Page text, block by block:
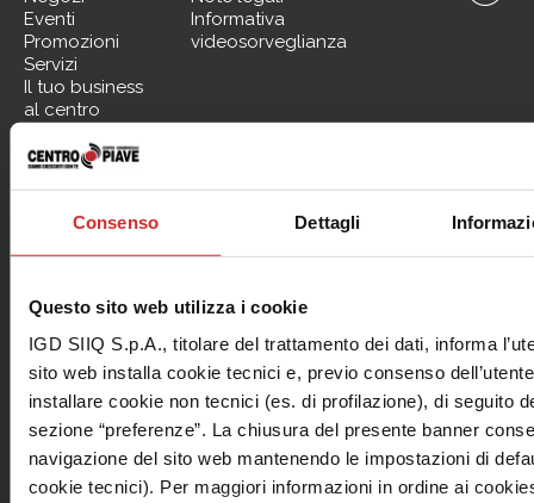
Consenso Dettagli
Questo sito web utilizza i cookie
IGD SIIQ S.p.A., titolare del trattamento dei dati, informa
sito web installa cookie tecnici e, previo consenso
installare cookie non tecnici (es. di profilazione), di seguito
sezione “preferenze”. La chiusura del presente banner
navigazione del sito web mantenendo le impostazioni di
cookie tecnici). Per maggiori informazioni in ordine ai
COME RAGGIUNGERCI
PROMOZIONI
NEGOZI
EVENTI
Eventi
Promozioni
Servizi
Il tuo business
al centro
Informativa
videosorveglianza
Contattaci per informazioni sui nostri Spazi Expo
Leggi informativa privacy
Letta e compresa l’informativa